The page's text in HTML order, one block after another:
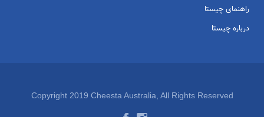
راهنمای چیستا
درباره چیستا
Copyright 2019 Cheesta Australia, All Rights Reserved